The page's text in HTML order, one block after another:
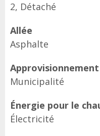
2, Détaché
Allée
Asphalte
Municipalité
Énergie pour le
Électricité